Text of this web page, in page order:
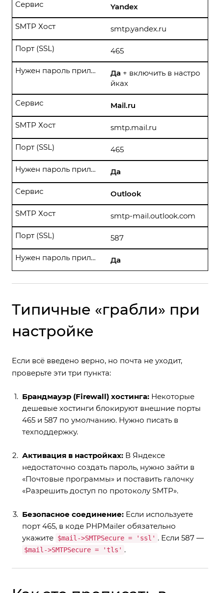
Yandex
Сервис
smtp.yandex.ru
SMTP Хост
465
Порт (SSL)
Да + включить в настро
йках
Нужен пароль приложения?
Mail.ru
Сервис
smtp.mail.ru
SMTP Хост
465
Порт (SSL)
Да
Нужен пароль приложения?
Outlook
Сервис
smtp-mail.outlook.com
SMTP Хост
587
Порт (SSL)
Да
Нужен пароль приложения?
Типичные «грабли» при
настройке
Если всё введено верно, но почта не уходит,
проверьте эти три пункта:
Брандмауэр (Firewall) хостинга: Некоторые
дешевые хостинги блокируют внешние порты
465 и 587 по умолчанию. Нужно писать в
техподдержку.
Активация в настройках: В Яндексе
недостаточно создать пароль, нужно зайти в
«Почтовые программы» и поставить галочку
«Разрешить доступ по протоколу SMTP».
Безопасное соединение: Если используете
порт 465, в коде PHPMailer обязательно
укажите $mail->SMTPSecure = 'ssl' . Если 587 —
$mail->SMTPSecure = 'tls' .